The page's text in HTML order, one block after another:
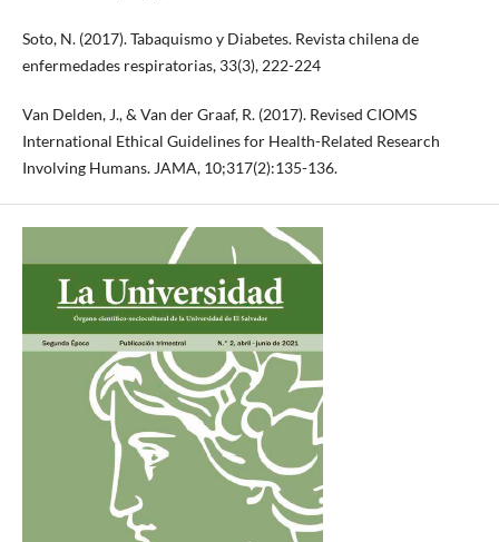
Soto, N. (2017). Tabaquismo y Diabetes. Revista chilena de
enfermedades respiratorias, 33(3), 222-224
Van Delden, J., & Van der Graaf, R. (2017). Revised CIOMS
International Ethical Guidelines for Health-Related Research
Involving Humans. JAMA, 10;317(2):135-136.